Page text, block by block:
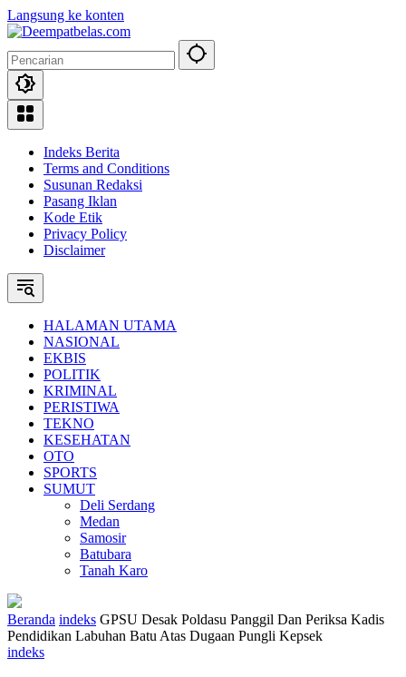
Langsung ke konten
Indeks Berita
Terms and Conditions
Susunan Redaksi
Pasang Iklan
Kode Etik
Privacy Policy
Disclaimer
HALAMAN UTAMA
NASIONAL
EKBIS
POLITIK
KRIMINAL
PERISTIWA
TEKNO
KESEHATAN
OTO
SPORTS
SUMUT
Deli Serdang
Medan
Samosir
Batubara
Tanah Karo
Beranda indeks GPSU Desak Poldasu Panggil Dan Periksa Kadis
Pendidikan Labuhan Batu Atas Dugaan Pungli Kepsek
indeks